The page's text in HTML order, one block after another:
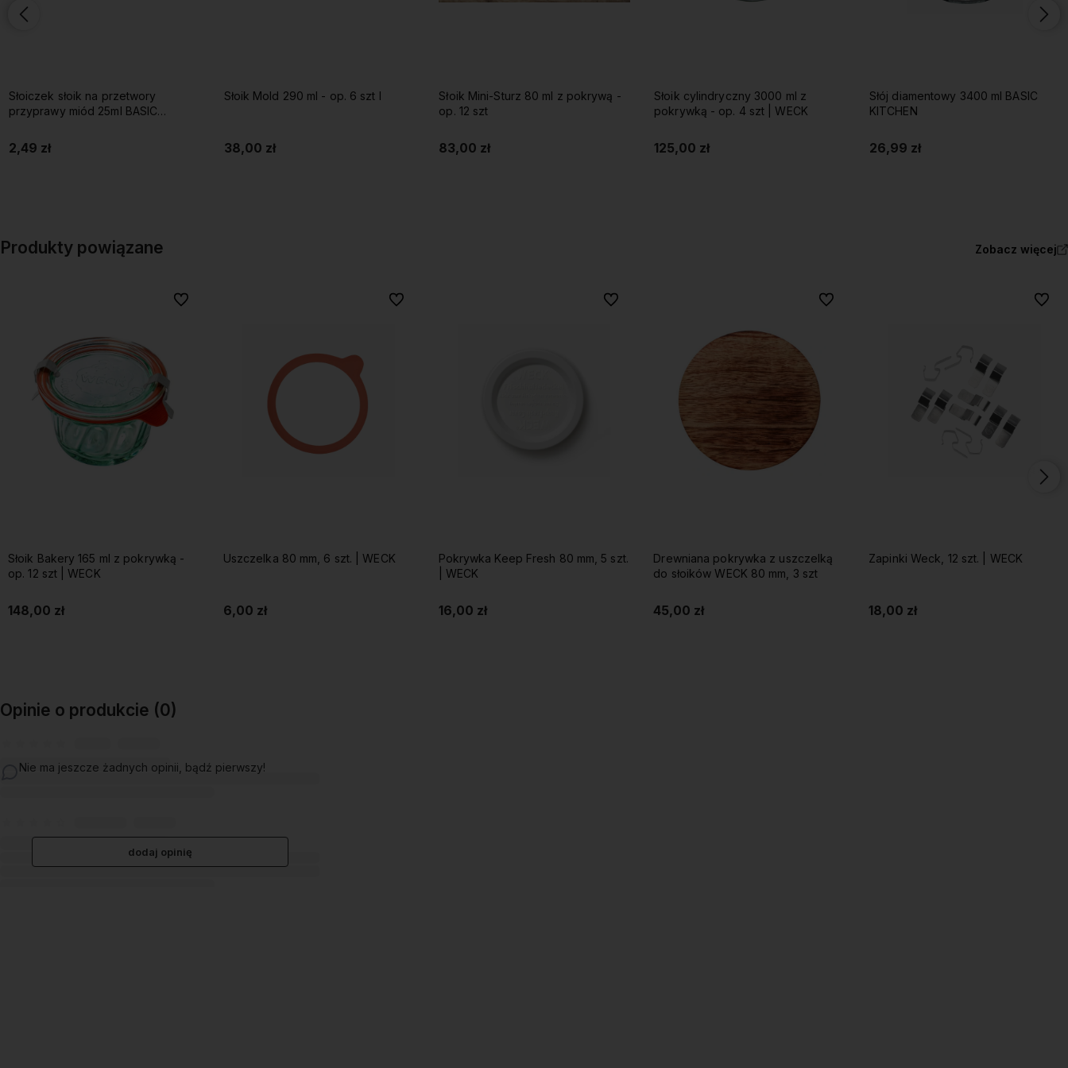
Słoiczek słoik na przetwory
przyprawy miód 25ml BASIC
2,49 zł
Słoik Mold 290 ml - op. 6 szt I
38,00 zł
Słoik Mini-Sturz 80 ml z pokrywą -
op. 12 szt
83,00 zł
Słoik cylindryczny 3000 ml z
pokrywką - op. 4 szt | WECK
125,00 zł
Słój diamentowy 3400 ml BASIC
KITCHEN
26,99 zł
Produkty powiązane Zobacz więcej
Słoik Bakery 165 ml z pokrywką -
op. 12 szt | WECK
148,00 zł
Do ulubionych
Uszczelka 80 mm, 6 szt. | WECK
6,00 zł
Do ulubionych
Pokrywka Keep Fresh 80 mm, 5 szt.
| WECK
16,00 zł
Do ulubionych
Drewniana pokrywka z uszczelką
do słoików WECK 80 mm, 3 szt
45,00 zł
Do ulubionych
Zapinki Weck, 12 szt. | WECK
18,00 zł
Do
Opinie o produkcie (0)
Nie ma jeszcze żadnych opinii, bądź pierwszy!
dodaj opinię